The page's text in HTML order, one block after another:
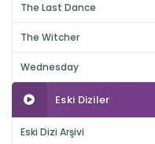
The Last Dance
The Witcher
Wednesday
Eski Diziler
Eski Dizi Arşivi